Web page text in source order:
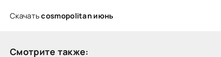
Скачатьcosmopolitan июнь
Смотрите также: